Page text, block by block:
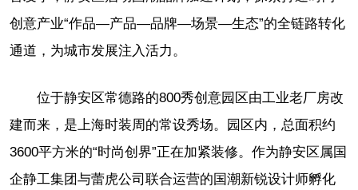
创意产业“作品—产品—品牌—场景—生态”的全链路转化
通道，为城市发展注入活力。
位于静安区常德路的800秀创意园区由工业老厂房改
建而来，是上海时装周的常设秀场。园区内，总面积约
3600平方米的“时尚创界”正在加紧装修。作为静安区属国
企静工集团与蕾虎公司联合运营的国潮新锐设计师孵化